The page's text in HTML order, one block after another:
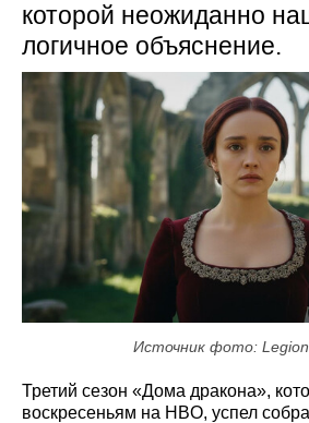
которой неожиданно
логичное объяснение.
Источник фото:
Третий сезон «Дома дракона»,
воскресеньям на HBO, успел